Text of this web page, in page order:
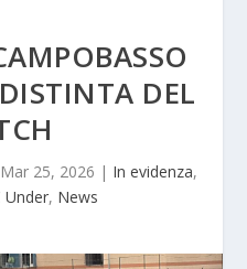
DEL
Mar 25, 2026 | In evidenza,
Under, News